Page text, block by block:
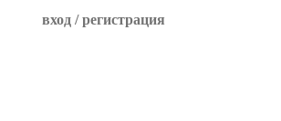
вход / регистрация